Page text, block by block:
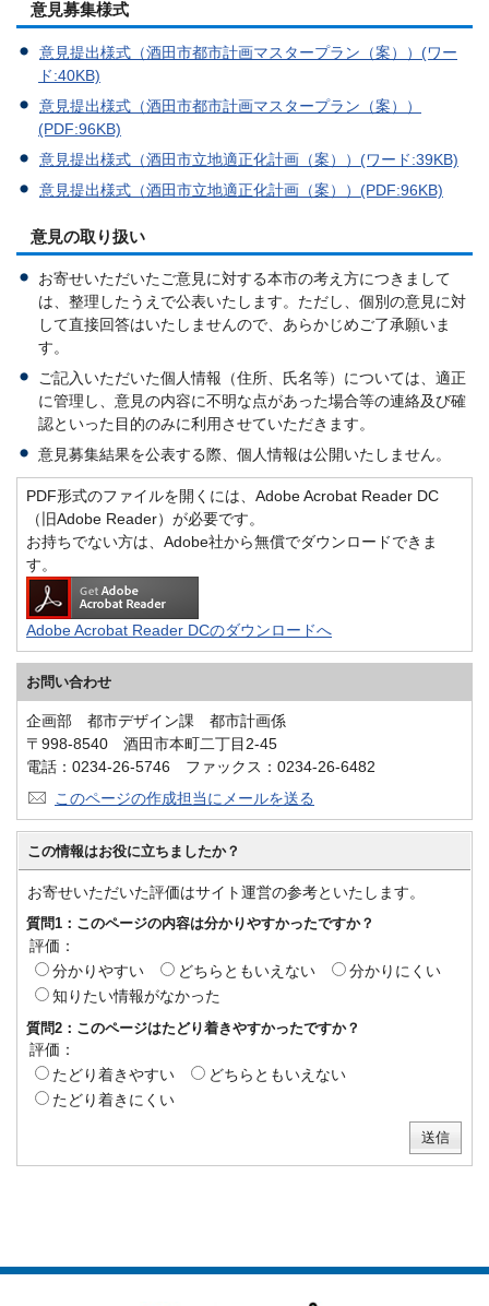
意見募集様式
意見提出様式（酒田市都市計画マスタープラン（案））(ワー
ド:40KB)
意見提出様式（酒田市都市計画マスタープラン（案））
(PDF:96KB)
意見提出様式（酒田市立地適正化計画（案））(ワード:39KB)
意見提出様式（酒田市立地適正化計画（案））(PDF:96KB)
意見の取り扱い
お寄せいただいたご意見に対する本市の考え方につきまして
は、整理したうえで公表いたします。ただし、個別の意見に対
して直接回答はいたしませんので、あらかじめご了承願いま
す。
ご記入いただいた個人情報（住所、氏名等）については、適正
に管理し、意見の内容に不明な点があった場合等の連絡及び確
認といった目的のみに利用させていただきます。
意見募集結果を公表する際、個人情報は公開いたしません。
PDF形式のファイルを開くには、Adobe Acrobat Reader DC
（旧Adobe Reader）が必要です。
お持ちでない方は、Adobe社から無償でダウンロードできま
す。
Adobe Acrobat Reader DCのダウンロードへ
お問い合わせ
企画部 都市デザイン課 都市計画係
〒998-8540 酒田市本町二丁目2-45
電話：0234-26-5746 ファックス：0234-26-6482
このページの作成担当にメールを送る
この情報はお役に立ちましたか？
お寄せいただいた評価はサイト運営の参考といたします。
質問1：このページの内容は分かりやすかったですか？
評価：
分かりやすい
どちらともいえない
分かりにくい
知りたい情報がなかった
質問2：このページはたどり着きやすかったですか？
評価：
たどり着きやすい
どちらともいえない
たどり着きにくい